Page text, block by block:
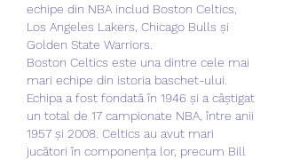
echipe din NBA includ Boston Celtics,
Los Angeles Lakers, Chicago Bulls și
Golden State Warriors.
Boston Celtics este una dintre cele mai
mari echipe din istoria baschet-ului.
Echipa a fost fondată în 1946 și a câștigat
un total de 17 campionate NBA, între anii
1957 și 2008. Celtics au avut mari
jucători în componența lor, precum Bill